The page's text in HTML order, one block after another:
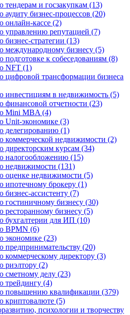
тендерам и госзакупкам (13)
аудиту бизнес-процессов (20)
онлайн-кассе (2)
управлению репутацией (7)
бизнес-стратегии (13)
международному бизнесу (5)
подготовке к собеседованиям (8)
NFT (1)
цифровой трансформации бизнеса
инвестициям в недвижимость (5)
финансовой отчетности (23)
Mini MBA (4)
Unit-экономике (3)
делегированию (1)
коммерческой недвижимости (2)
директорским курсам (34)
налогообложению (15)
недвижимости (131)
оценке недвижимости (5)
ипотечному брокеру (1)
бизнес-ассистенту (7)
гостиничному бизнесу (30)
ресторанному бизнесу (5)
бухгалтерии для ИП (10)
BPMN (6)
экономике (23)
предпринимательству (20)
коммерческому директору (3)
риэлтору (2)
сметному делу (23)
трейдингу (4)
повышению квалификации (379)
криптовалюте (5)
психологии и творчеству